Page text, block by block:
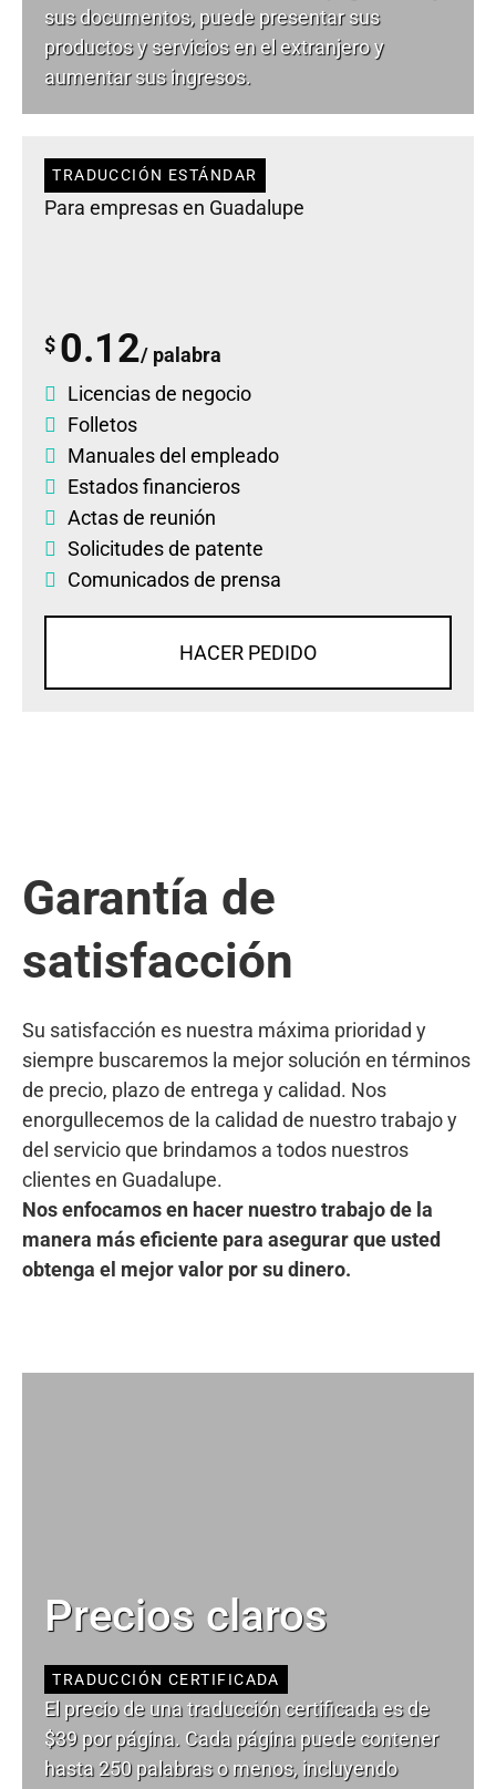
sus documentos, puede presentar sus
productos y servicios en el extranjero y
aumentar sus ingresos.
TRADUCCIÓN ESTÁNDAR
Para empresas en Guadalupe
$ 0.12/ palabra
Licencias de negocio
Folletos
Manuales del empleado
Estados financieros
Actas de reunión
Solicitudes de patente
Comunicados de prensa
HACER PEDIDO
Garantía de
satisfacción
Su satisfacción es nuestra máxima prioridad y
siempre buscaremos la mejor solución en términos
de precio, plazo de entrega y calidad. Nos
enorgullecemos de la calidad de nuestro trabajo y
del servicio que brindamos a todos nuestros
clientes en Guadalupe.
Nos enfocamos en hacer nuestro trabajo de la
manera más eficiente para asegurar que usted
obtenga el mejor valor por su dinero.
Precios claros
TRADUCCIÓN CERTIFICADA
El precio de una traducción certificada es de
$39 por página. Cada página puede contener
hasta 250 palabras o menos, incluyendo